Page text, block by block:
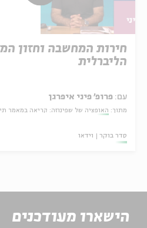
חירות המחשבה וחזון
הליברלית
עם: פרופ' פיני איפרגן
מתוך: האופציה של שפינוזה: קריאה במאמר
סדר בוקר וידאו
הישארו מעודכנים